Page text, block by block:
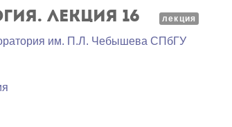
Лекция 16 лекция
им. П.Л. Чебышева СПбГУ